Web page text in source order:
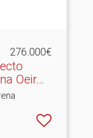
276.000€
Oeir.​..